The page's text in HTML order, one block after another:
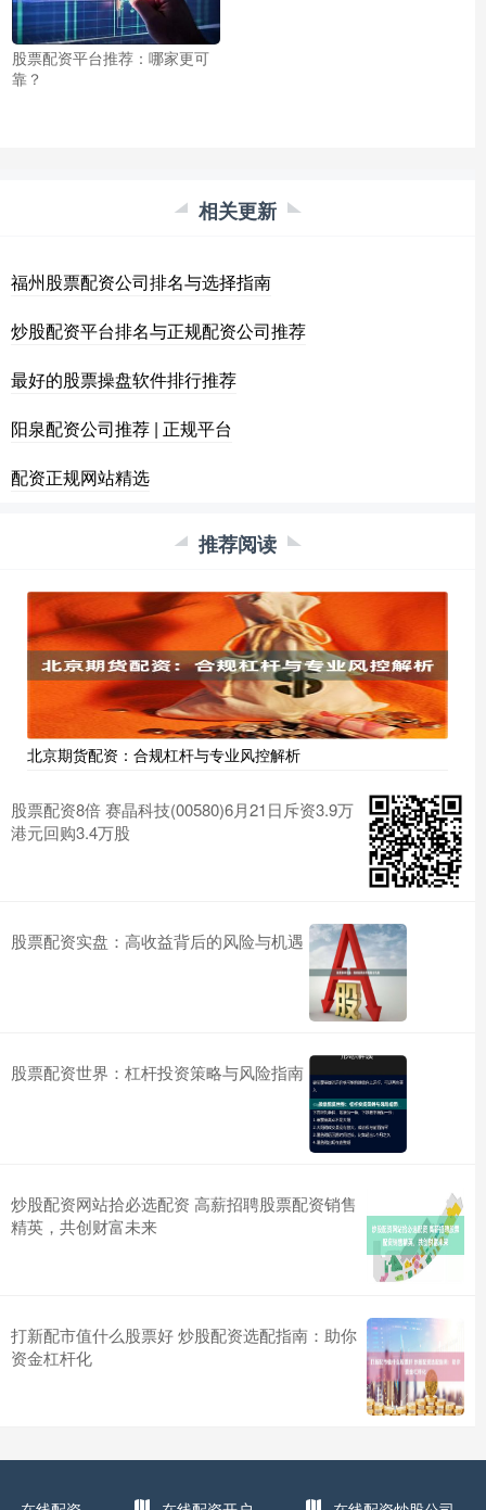
股票配资平台推荐：哪家更可
靠？
相关更新
福州股票配资公司排名与选择指南
炒股配资平台排名与正规配资公司推荐
最好的股票操盘软件排行推荐
阳泉配资公司推荐 | 正规平台
配资正规网站精选
推荐阅读
北京期货配资：合规杠杆与专业风控解析
股票配资8倍 赛晶科技(00580)6月21日斥资3.9万
港元回购3.4万股
股票配资实盘：高收益背后的风险与机遇
股票配资世界：杠杆投资策略与风险指南
炒股配资网站拾必选配资 高薪招聘股票配资销售
精英，共创财富未来
打新配市值什么股票好 炒股配资选配指南：助你
资金杠杆化